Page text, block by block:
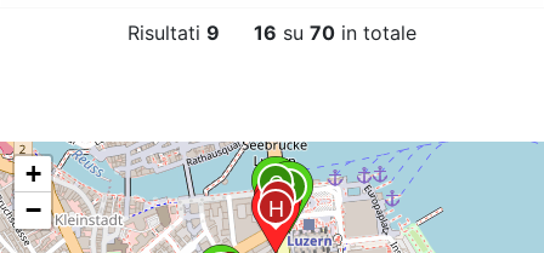
Risultati 9 16 su 70 in totale
B
C
G
H
+
−